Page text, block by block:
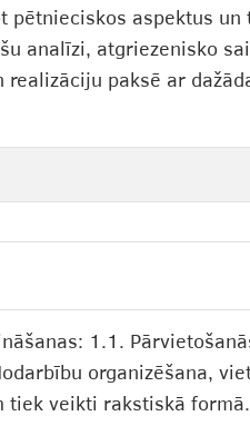
pētnieciskos aspektus
analīzi, atgriezenisko
realizāciju paksē ar
1.1.
organizēšana,
tiek veikti rakstiskā